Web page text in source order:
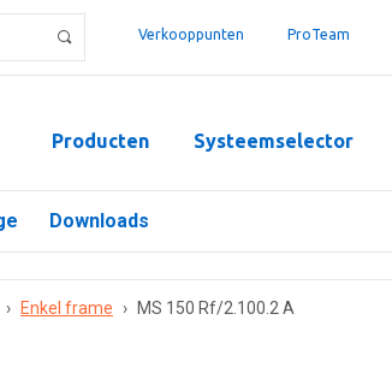
Verkooppunten ProTeam
Producten Systeemselector
Downloads
› Enkel frame › MS 150 Rf/2.100.2 A